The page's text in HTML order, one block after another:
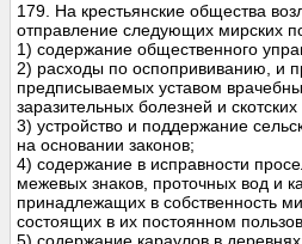
179. На крестьянские общества
отправление следующих мирских
1) содержание общественного
2) расходы по оспопрививанию, и
предписываемых уставом
заразительных болезней и
3) устройство и поддержание
на основании законов;
4) содержание в исправности
межевых знаков, проточных вод и
принадлежащих в собственность
состоящих в их постоянном